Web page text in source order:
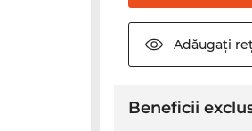
Adăugați
Beneficii